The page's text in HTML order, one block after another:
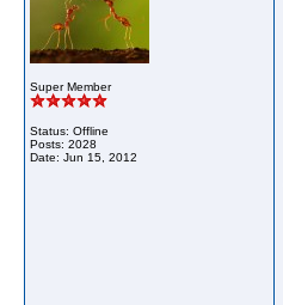
Super Member
Status: Offline
Posts: 2028
Date: Jun 15, 2012